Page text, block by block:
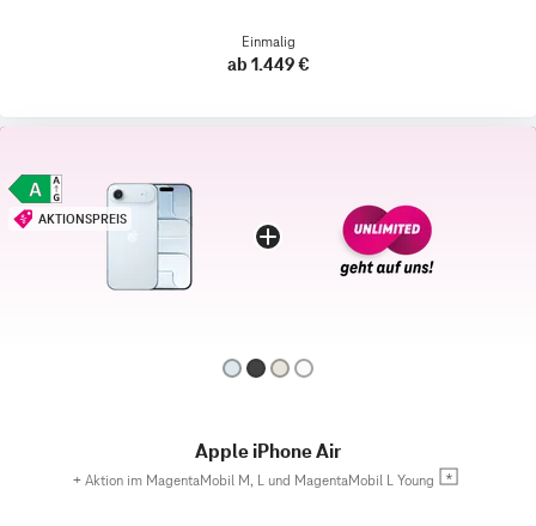
Einmalig
ab 1.449 €
AKTIONSPREIS
Apple iPhone Air
+ Aktion im MagentaMobil M, L und MagentaMobil L Young